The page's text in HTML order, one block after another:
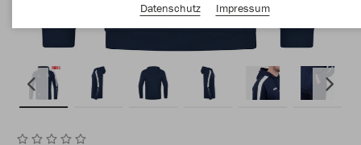
Datenschutz
Impressum